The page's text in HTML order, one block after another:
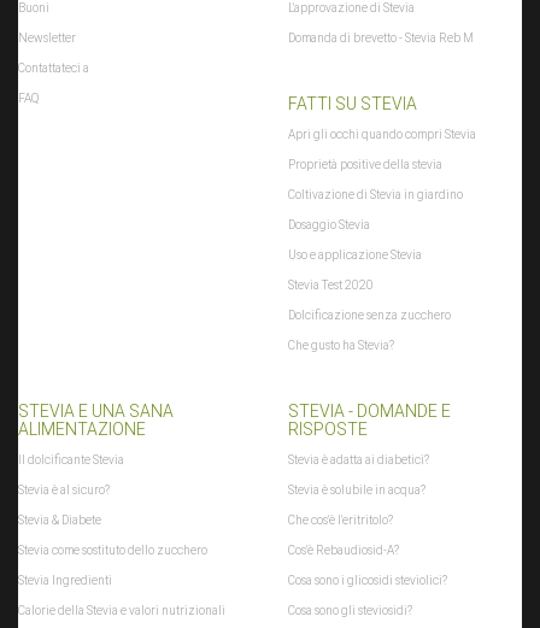
Buoni
Newsletter
Contattateci a
FAQ
L'approvazione di Stevia
Domanda di brevetto - Stevia Reb M
FATTI SU STEVIA
Apri gli occhi quando compri Stevia
Proprietà positive della stevia
Coltivazione di Stevia in giardino
Dosaggio Stevia
Uso e applicazione Stevia
Stevia Test 2020
Dolcificazione senza zucchero
Che gusto ha Stevia?
STEVIA E UNA SANA
ALIMENTAZIONE
Il dolcificante Stevia
Stevia è al sicuro?
Stevia & Diabete
Stevia come sostituto dello zucchero
Stevia Ingredienti
Calorie della Stevia e valori nutrizionali
STEVIA - DOMANDE E
RISPOSTE
Stevia è adatta ai diabetici?
Stevia è solubile in acqua?
Che cos'è l'eritritolo?
Cos'è Rebaudiosid-A?
Cosa sono i glicosidi steviolici?
Cosa sono gli steviosidi?